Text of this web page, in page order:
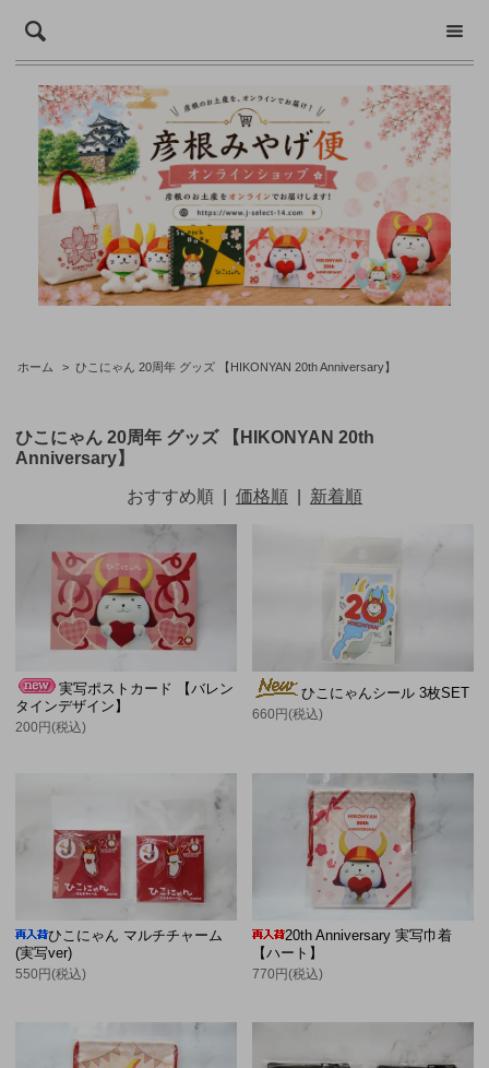
ホーム > ひこにゃん 20周年 グッズ 【HIKONYAN 20th Anniversary】
ひこにゃん 20周年 グッズ 【HIKONYAN 20th
Anniversary】
おすすめ順 価格順 新着順
実写ポストカード 【バレン
タインデザイン】
200円(税込)
ひこにゃんシール 3枚SET
660円(税込)
ひこにゃん マルチチャーム
(実写ver)
550円(税込)
20th Anniversary 実写巾着
【ハート】
770円(税込)